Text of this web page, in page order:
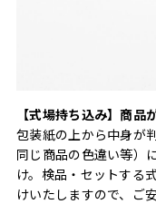
【式場持ち込み】商品
包装紙の上から中身が
同じ商品の色違い等）
け。検品・セットする
けいたしますので、ご